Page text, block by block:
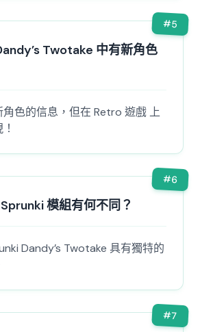
#5
Twotake 中有新角色
色的信息，但在 Retro 遊戲 上
#6
模組有何不同？
Dandy’s Twotake 具有獨特的
#7